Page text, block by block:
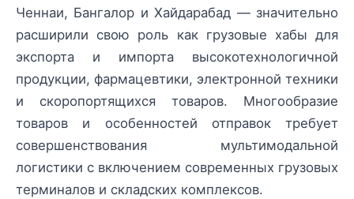
Ченнаи, Бангалор и Хайдарабад — значительно
расширили свою роль как грузовые хабы для
экспорта и импорта высокотехнологичной
продукции, фармацевтики, электронной техники
и скоропортящихся товаров. Многообразие
товаров и особенностей отправок требует
совершенствования мультимодальной
логистики с включением современных грузовых
терминалов и складских комплексов.